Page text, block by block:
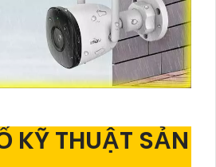
KỸ THUẬT SẢN